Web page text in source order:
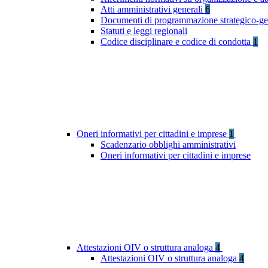
Atti amministrativi generali 6
Documenti di programmazione strategico-
Statuti e leggi regionali
Codice disciplinare e codice di condotta 1
Oneri informativi per cittadini e imprese 1
Scadenzario obblighi amministrativi
Oneri informativi per cittadini e imprese
Attestazioni OIV o struttura analoga 4
Attestazioni OIV o struttura analoga 4